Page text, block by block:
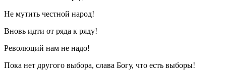
Не мутить честной народ!
Вновь идти от ряда к ряду!
Революций нам не надо!
Пока нет другого выбора, слава Богу, что есть выборы!